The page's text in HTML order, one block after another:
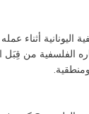
أثناء
من قِبَل